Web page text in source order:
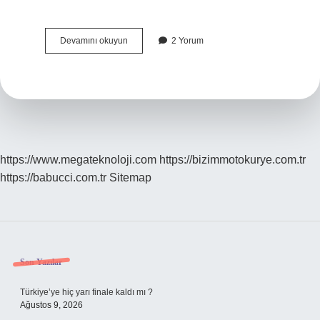
Devamını okuyun
Metrekare
2 Yorum
https://www.megateknoloji.com https://bizimmotokurye.com.tr
https://babucci.com.tr Sitemap
Sidebar
Son Yazılar
Türkiye’ye hiç yarı finale kaldı mı ?
Ağustos 9, 2026